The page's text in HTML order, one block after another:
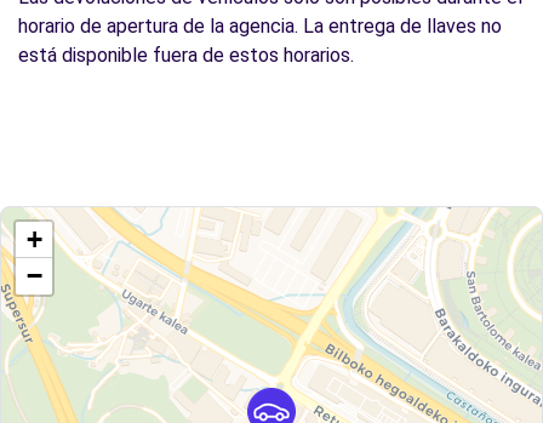
horario de apertura de la agencia. La entrega de llaves no
está disponible fuera de estos horarios.
+
−